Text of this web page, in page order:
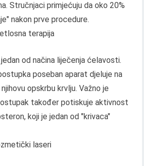
Stručnjaci primjećuju da oko 20%
nakon prve procedure.
terapija
od načina liječenja ćelavosti.
poseban aparat djeluje na
opskrbu krvlju. Važno je
također potiskuje aktivnost
koji je jedan od "krivaca"
laseri